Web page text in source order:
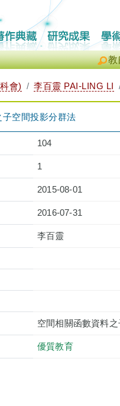
教
會) 李百靈 PAI-LING LI
空間投影分群法
104
1
2015-08-01
2016-07-31
李百靈
空間相關函數資料
優質教育